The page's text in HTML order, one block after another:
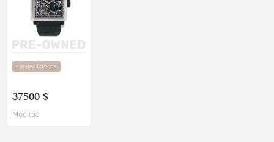
Limited Editions
37500 $
Москва